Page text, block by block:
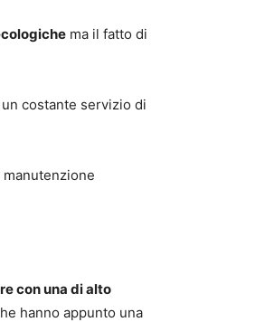
ma il fatto di
costante servizio di
con una di alto
hanno appunto una